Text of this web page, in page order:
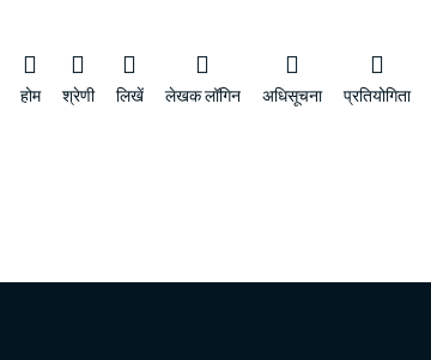
होम श्रेणी लिखें लेखक लॉगिन अधिसूचना प्रतियोगिता